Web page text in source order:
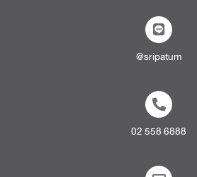
@sripatum
02 558 6888